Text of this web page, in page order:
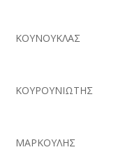
ΚΟΥΝΟΥΚΛΑΣ
ΚΟΥΡΟΥΝΙΩΤΗΣ
ΜΑΡΚΟΥΛΗΣ